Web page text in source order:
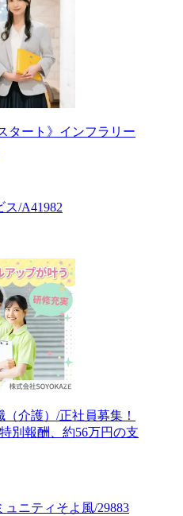
タート》インフラリー
ス/A41982
（介護）/正社員募集！
別報酬、約56万円の支
ニティそよ風/29883